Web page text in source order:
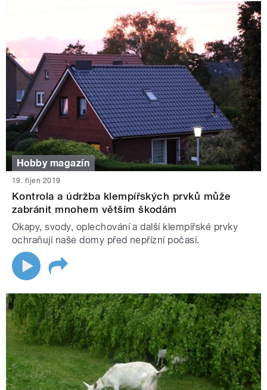
Hobby magazín
19. říjen 2019
Kontrola a údržba klempířských prvků může
zabránit mnohem větším škodám
Okapy, svody, oplechování a další klempířské prvky
ochraňují naše domy před nepřízní počasí.